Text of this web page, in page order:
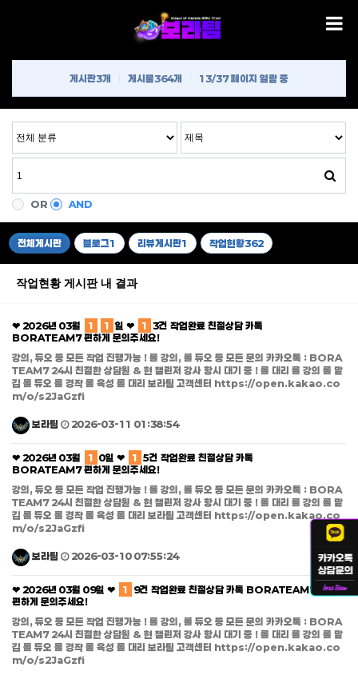
게시판3개 게시물364개 13/37 페이지 열람 중
OR AND
전체게시판 블로그1 리뷰게시판1 작업현황362
작업현황 게시판 내 결과
❤ 2026년 03월 1 1 일 ❤ 1 3건 작업완료 친절상담 카톡
BORATEAM7 편하게 문의주세요!
강의, 듀오 등 모든 작업 진행가능 ! 롤 강의, 롤 듀오 등 모든 문의 카카오톡 : BORA
TEAM7 24시 친절한 상담원 & 현 챌린저 강사 항시 대기 중 ! 롤 대리 롤 강의 롤 맡
김 롤 듀오 롤 경작 롤 육성 롤 대리 보라팀 고객센터 https://open.kakao.co
m/o/s2JaGzfi
보라팀 2026-03-11 01:38:54
❤ 2026년 03월 1 0일 ❤ 1 5건 작업완료 친절상담 카톡
BORATEAM7 편하게 문의주세요!
강의, 듀오 등 모든 작업 진행가능 ! 롤 강의, 롤 듀오 등 모든 문의 카카오톡 : BORA
TEAM7 24시 친절한 상담원 & 현 챌린저 강사 항시 대기 중 ! 롤 대리 롤 강의 롤 맡
김 롤 듀오 롤 경작 롤 육성 롤 대리 보라팀 고객센터 https://open.kakao.co
m/o/s2JaGzfi
보라팀 2026-03-10 07:55:24
❤ 2026년 03월 09일 ❤ 1
9건 작업완료 친절상담 카톡 BORATEAM7
편하게 문의주세요!
강의, 듀오 등 모든 작업 진행가능 ! 롤 강의, 롤 듀오 등 모든 문의 카카오톡 : BORA
TEAM7 24시 친절한 상담원 & 현 챌린저 강사 항시 대기 중 ! 롤 대리 롤 강의 롤 맡
김 롤 듀오 롤 경작 롤 육성 롤 대리 보라팀 고객센터 https://open.kakao.co
m/o/s2JaGzfi